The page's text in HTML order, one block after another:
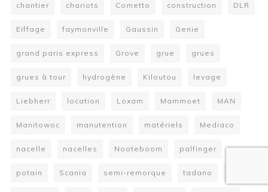
chantier chariots Cometto construction DLR
Eiffage faymonville Gaussin Genie
grand paris express Grove grue grues
grues à tour hydrogène Kiloutou levage
Liebherr location Loxam Mammoet MAN
Manitowoc manutention matériels Mediaco
nacelle nacelles Nooteboom palfinger
potain Scania semi-remorque tadano